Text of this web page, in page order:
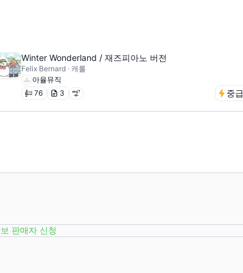
Winter Wonderland / 재즈피아노 버전
Felix Bernard · 캐롤
아율뮤직
76
3 중급
판매자 신청